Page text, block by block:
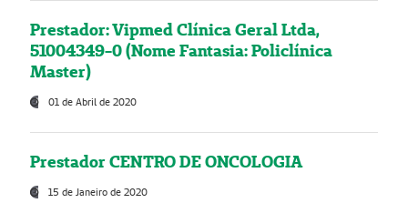
Prestador: Vipmed Clínica Geral Ltda,
51004349-0 (Nome Fantasia: Policlínica
Master)
01 de Abril de 2020
Prestador CENTRO DE ONCOLOGIA
15 de Janeiro de 2020